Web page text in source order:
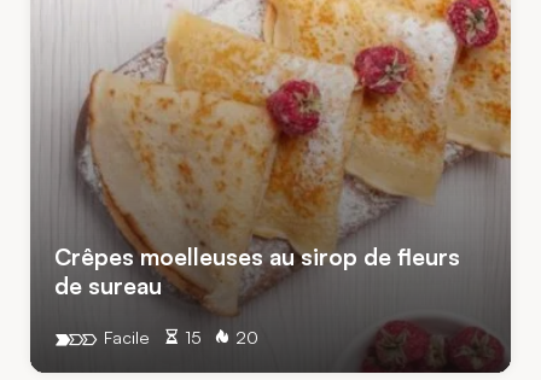
Crêpes moelleuses au sirop de fleurs
de sureau
15 20
Facile